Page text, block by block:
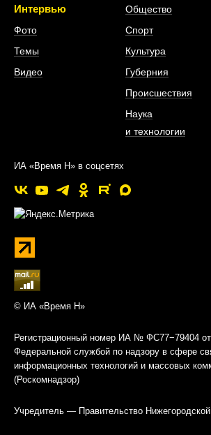
Интервью
Фото
Темы
Видео
Общество
Спорт
Культура
Губерния
Происшествия
Наука
и технологии
ИА «Время Н» в соцсетях
© ИА «Время Н»
Регистрационный номер ИА № ФС77−79404
Федеральной службой по надзору в сфере
информационных технологий и массовых
(Роскомнадзор)
Учредитель — Правительство Нижегородской